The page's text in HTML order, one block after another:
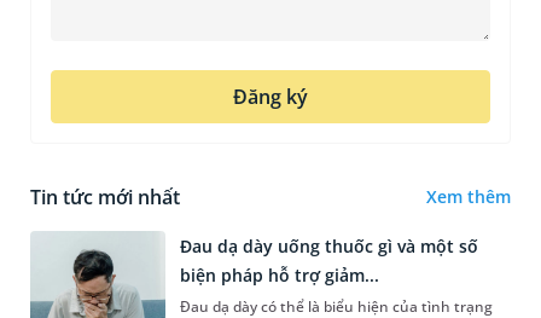
Đăng ký
Tin tức mới nhất Xem thêm
Đau dạ dày uống thuốc gì và một số
biện pháp hỗ trợ giảm...
Đau dạ dày có thể là biểu hiện của tình trạng